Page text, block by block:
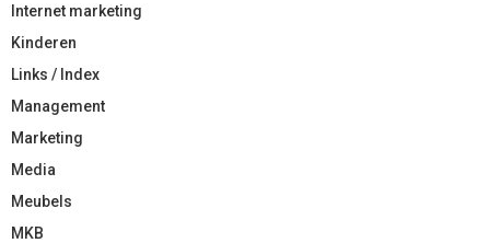
Internet marketing
Kinderen
Links / Index
Management
Marketing
Media
Meubels
MKB